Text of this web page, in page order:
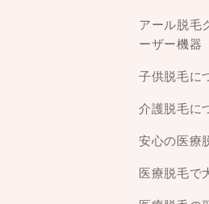
アール脱毛
ーザー機器
子供脱毛に
介護脱毛に
安心の医療
医療脱毛で